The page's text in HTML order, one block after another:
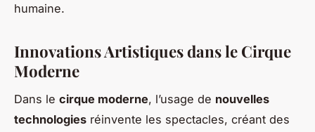
humaine.
Innovations Artistiques dans le Cirque
Moderne
Dans le cirque moderne, l’usage de nouvelles
technologies réinvente les spectacles, créant des